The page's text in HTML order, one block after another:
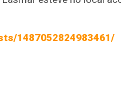
1487052824983461/